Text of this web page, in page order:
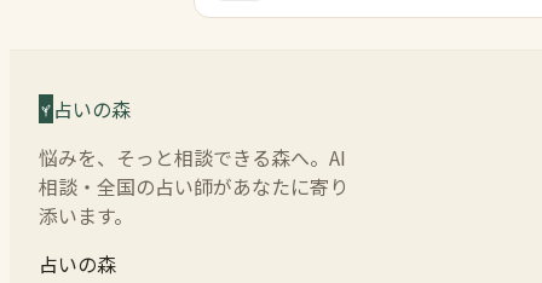
占いの森
悩みを、そっと相談できる森へ。AI
相談・全国の占い師があなたに寄り
添います。
占いの森